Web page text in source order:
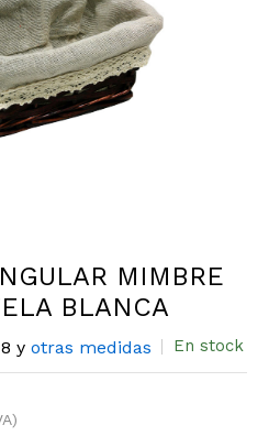
MIMBRE
BLANCA
y otras medidas En stock